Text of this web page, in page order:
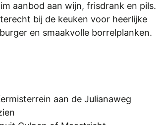
aanbod aan wijn, frisdrank en pils.
bij de keuken voor heerlijke
en smaakvolle borrelplanken.
aan de Julianaweg